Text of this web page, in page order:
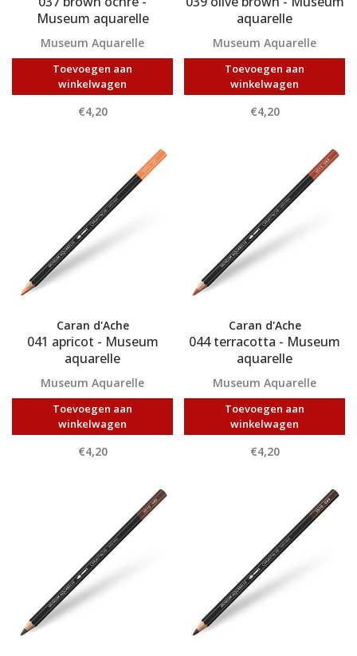
Museum aquarelle
Museum Aquarelle
Toevoegen aan
winkelwagen
€4,20
aquarelle
Museum Aquarelle
Toevoegen aan
winkelwagen
€4,20
Caran d'Ache
041 apricot - Museum
aquarelle
Museum Aquarelle
Toevoegen aan
winkelwagen
€4,20
Caran d'Ache
044 terracotta - Museum
aquarelle
Museum Aquarelle
Toevoegen aan
winkelwagen
€4,20